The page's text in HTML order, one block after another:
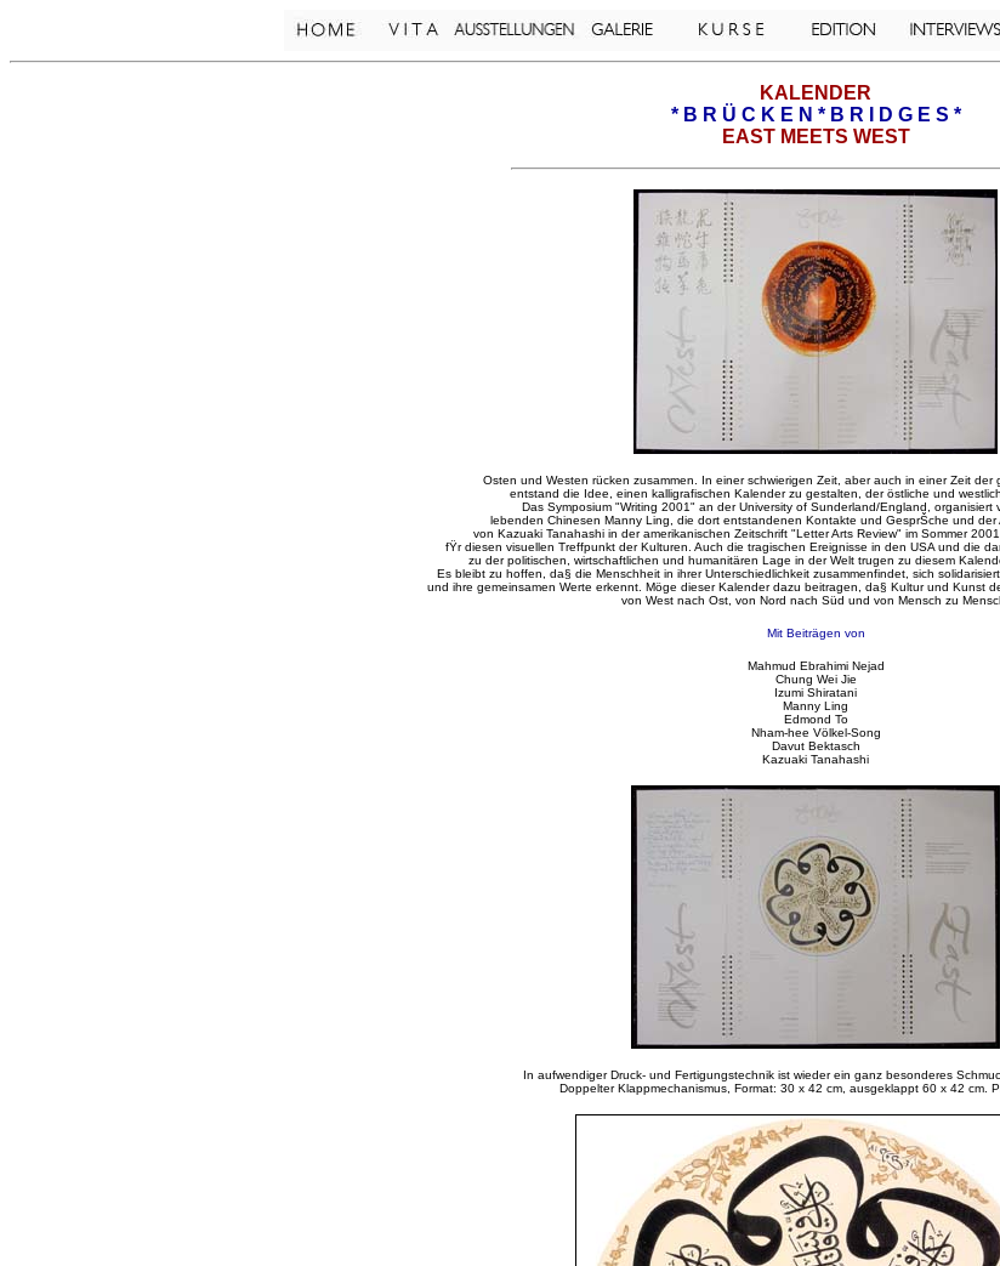
KALENDER
* B R Ü C K E N * B R I D G E S *
EAST MEETS WEST
Osten und Westen rücken zusammen. In einer schwierigen Zeit, aber auch in einer Zeit der
entstand die Idee, einen kalligrafischen Kalender zu gestalten, der östliche und
Das Symposium "Writing 2001" an der University of Sunderland/England, organisiert
lebenden Chinesen Manny Ling, die dort entstandenen Kontakte und GesprŠche und der
von Kazuaki Tanahashi in der amerikanischen Zeitschrift "Letter Arts Review" im Sommer
fŸr diesen visuellen Treffpunkt der Kulturen. Auch die tragischen Ereignisse in den USA und die
zu der politischen, wirtschaftlichen und humanitären Lage in der Welt trugen zu diesem
Es bleibt zu hoffen, da§ die Menschheit in ihrer Unterschiedlichkeit zusammenfindet, sich
und ihre gemeinsamen Werte erkennt. Möge dieser Kalender dazu beitragen, da§ Kultur und Kunst
von West nach Ost, von Nord nach Süd und von Mensch zu
Mit Beiträgen von
Mahmud Ebrahimi Nejad
Chung Wei Jie
Izumi Shiratani
Manny Ling
Edmond To
Nham-hee Völkel-Song
Davut Bektasch
Kazuaki Tanahashi
In aufwendiger Druck- und Fertigungstechnik ist wieder ein ganz besonderes
Doppelter Klappmechanismus, Format: 30 x 42 cm, ausgeklappt 60 x 42 cm.